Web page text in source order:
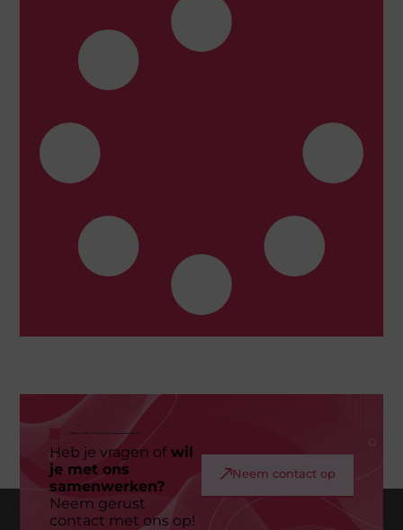
Heb je vragen ofwil
je met ons
samenwerken?
Neem gerust
contact met ons op!
Neem contact op